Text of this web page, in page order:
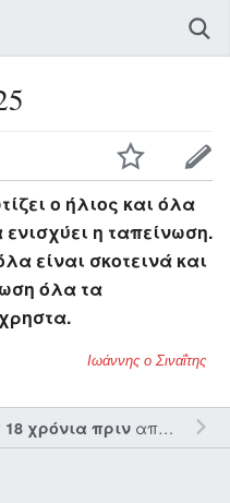
ο ήλιος και όλα
η ταπείνωση.
είναι σκοτεινά και
όλα τα
Ιωάννης ο Σιναΐτης
χρόνια πριναπό τον την